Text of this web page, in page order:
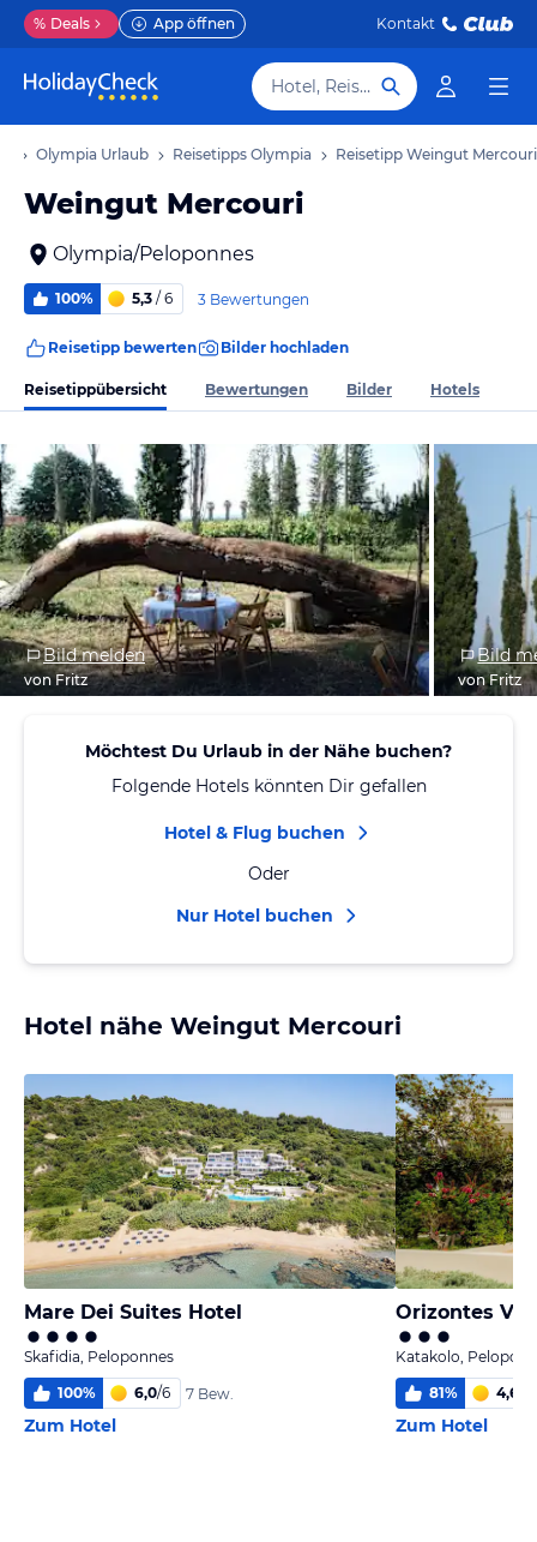
% Deals App öffnen Kontakt
Hotel, Reiseziel
Olympia Urlaub Reisetipps Olympia Reisetipp Weingut Mercouri
Weingut Mercouri
Olympia/Peloponnes
100% 5,3 / 6 3 Bewertungen
Reisetipp bewerten Bilder hochladen
Reisetippübersicht Bewertungen Bilder Hotels
Bild melden
von Fritz
Bild
von Fritz
Möchtest Du Urlaub in der Nähe buchen?
Folgende Hotels könnten Dir gefallen
Hotel & Flug buchen
Oder
Nur Hotel buchen
Hotel nähe Weingut Mercouri
Mare Dei Suites Hotel
Skafidia, Peloponnes
100% 6,0/6 7 Bew.
Zum Hotel
Orizontes
Katakolo,
81% 4,6
Zum Hotel